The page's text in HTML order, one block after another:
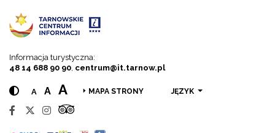
Informacja turystyczna:
48 14 688 90 90 centrum@it.tarnow.pl
A A A MAPA STRONY JĘZYK